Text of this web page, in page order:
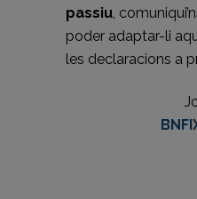
passiu,
poder adaptar-li
les declaracions a